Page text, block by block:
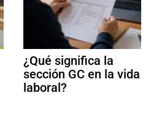
¿Qué significa la
sección GC en la vida
laboral?